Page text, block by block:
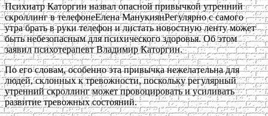
Психиатр Каторгин назвал опасной привычкой утренний
скроллинг в телефонеЕлена МанукиянРегулярно с самого
утра брать в руки телефон и листать новостную ленту может
быть небезопасным для психического здоровья. Об этом
заявил психотерапевт Владимир Каторгин.
По его словам, особенно эта привычка нежелательна для
людей, склонных к тревожности, поскольку регулярный
утренний скроллинг может провоцировать и усиливать
развитие тревожных состояний.